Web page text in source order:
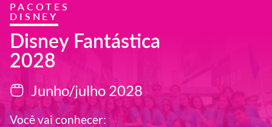
PACOTES
DISNEY
Disney Fantástica
2028
Junho/julho 2028
Você vai conhecer: